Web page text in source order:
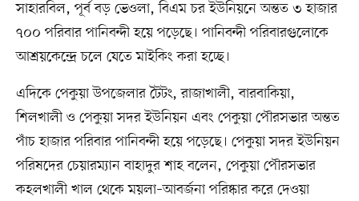
সাহারবিল, পূর্ব বড় ভেওলা, বিএম চর ইউনিয়নে অন্তত ৩ হাজার
৭০০ পরিবার পানিবন্দী হয়ে পড়েছে। পানিবন্দী পরিবারগুলোকে
আশ্রয়কেন্দ্রে চলে যেতে মাইকিং করা হচ্ছে।
এদিকে পেকুয়া উপজেলার টৈটং, রাজাখালী, বারবাকিয়া,
শিলখালী ও পেকুয়া সদর ইউনিয়ন এবং পেকুয়া পৌরসভার অন্তত
পাঁচ হাজার পরিবার পানিবন্দী হয়ে পড়েছে। পেকুয়া সদর ইউনিয়ন
পরিষদের চেয়ারম্যান বাহাদুর শাহ বলেন, পেকুয়া পৌরসভার
কহলখালী খাল থেকে ময়লা–আবর্জনা পরিষ্কার করে দেওয়া